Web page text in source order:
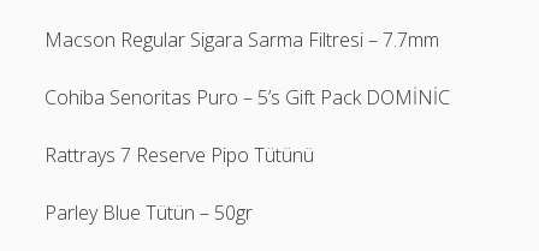
Macson Regular Sigara Sarma Filtresi – 7.7mm
Cohiba Senoritas Puro – 5’s Gift Pack DOMİNİC
Rattrays 7 Reserve Pipo Tütünü
Parley Blue Tütün – 50gr